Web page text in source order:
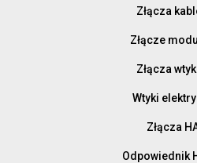
Złącza
Złącze
Złącza
Wtyki
Złącza
Odpowiednik